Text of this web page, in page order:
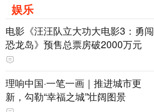
娱乐
电影《汪汪队立大功大电影3：勇闯
恐龙岛》预售总票房破2000万元
理响中国·一笔一画｜推进城市更
新，勾勒“幸福之城”壮阔图景